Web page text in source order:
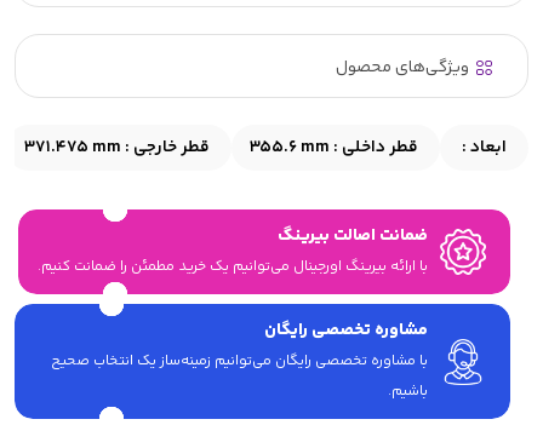
ویژگی‌های محصول
ابعاد : قطر داخلی : 355.6 mm قطر خارجی : 371.475 mm
ضمانت اصالت بیرینگ
با ارائه بیرینگ اورجینال می‎‌توانیم یک خرید مطمئن را ضمانت کنیم.
مشاوره تخصصی رایگان
با مشاوره تخصصی رایگان می‌توانیم زمینه‌ساز یک انتخاب صحیح
باشیم.